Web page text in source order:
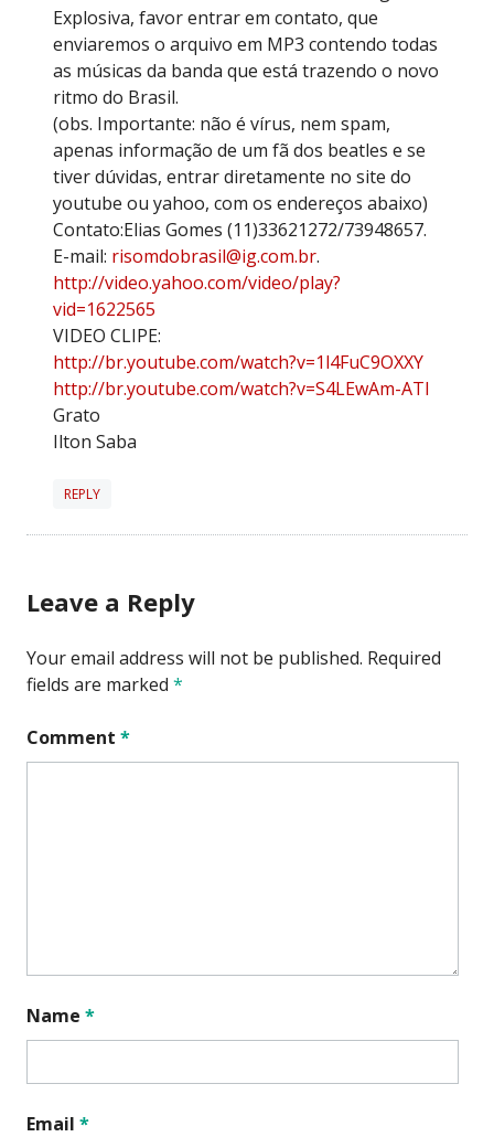
Explosiva, favor entrar em contato, que
enviaremos o arquivo em MP3 contendo todas
as músicas da banda que está trazendo o novo
ritmo do Brasil.
(obs. Importante: não é vírus, nem spam,
apenas informação de um fã dos beatles e se
tiver dúvidas, entrar diretamente no site do
youtube ou yahoo, com os endereços abaixo)
Contato:Elias Gomes (11)33621272/73948657.
E-mail: risomdobrasil@ig.com.br.
http://video.yahoo.com/video/play?
vid=1622565
VIDEO CLIPE:
http://br.youtube.com/watch?v=1l4FuC9OXXY
http://br.youtube.com/watch?v=S4LEwAm-ATI
Grato
Ilton Saba
REPLY
Leave a Reply
Your email address will not be published. Required
fields are marked *
Comment *
Name *
Email *